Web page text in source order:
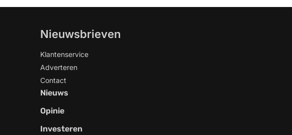
Nieuwsbrieven
Klantenservice
Adverteren
Contact
Nieuws
Opinie
Investeren